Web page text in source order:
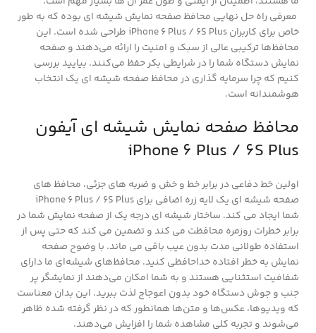
معرفی راه حل نهایی محافظ صفحه نمایش شیشه ای بوده که به طور
خاص برای کاربران iPhone 6 Plus / 6S Plus طراحی شده است.
این
محافظ‌ها ترکیبی عالی از سبک و امنیت را ارائه می‌دهند و صفحه
نمایش دستگاه شما را در شرایطی بکر حفظ می‌کنند. بیایید بررسی
کنیم که چرا سرمایه گذاری در محافظ صفحه شیشه ای یک انتخاب
هوشمندانه است.
محافظ صفحه نمایش شیشه ای آیفون
iPhone 6 Plus / 6S Plus
اولین خط دفاعی در برابر خط و خش و ضربه های جزئی، محافظ های
صفحه شیشه ای یک لایه زره اضافی برای iPhone 6 Plus / 6S Plus
شما ایجاد می کند. ساختار شیشه ای درجه یک از صفحه نمایش شما در
برابر خطرات روزمره محافظت می کند و تضمین می کند که حتی پس از
استفاده طولانی مدت بدون عیب باقی می ماند. با وضوح صفحه
نمایش به خطر افتاده خداحافظی کنید. محافظ‌های شیشه‌ای ما دارای
شفافیت استثنایی هستند و به شما امکان می‌دهند از نمایشگر پر
جنب و جوش دستگاه خود بدون اعوجاج لذت ببرید. این بدان معناست
که ویدیوها، عکس‌ها و متن‌ها همانطور که در نظر گرفته شده ظاهر
می‌شوند و تجربه کلی مشاهده شما را افزایش می‌دهند.